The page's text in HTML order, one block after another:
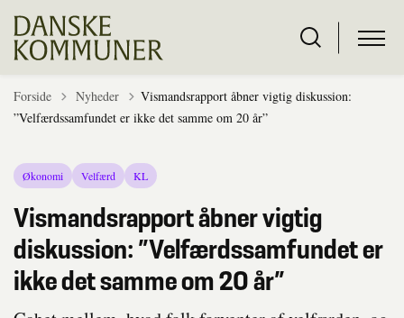
Forside Tilbage til
Nyheder
Vismandsrapport åbner vigtig diskussion:
”Velfærdssamfundet er ikke det samme om 20 år”
Økonomi Velfærd KL
Vismandsrapport åbner vigtig
diskussion: ”Velfærdssamfundet er
ikke det samme om 20 år”